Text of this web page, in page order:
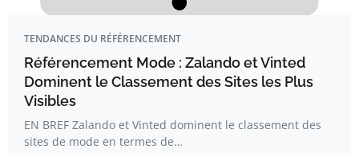
TENDANCES DU RÉFÉRENCEMENT
Référencement Mode : Zalando et Vinted
Dominent le Classement des Sites les Plus
Visibles
EN BREF Zalando et Vinted dominent le classement des
sites de mode en termes de…